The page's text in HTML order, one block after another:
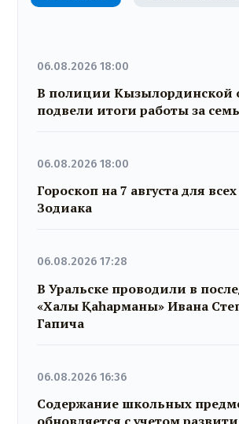
06.08.2026 18:00
В полиции Кызылординской
подвели итоги работы за
06.08.2026 18:00
Гороскоп на 7 августа для
Зодиака
06.08.2026 17:28
В Уральске проводили в
«Халық Қаһарманы» Ивана
Гапича
06.08.2026 16:36
Содержание школьных